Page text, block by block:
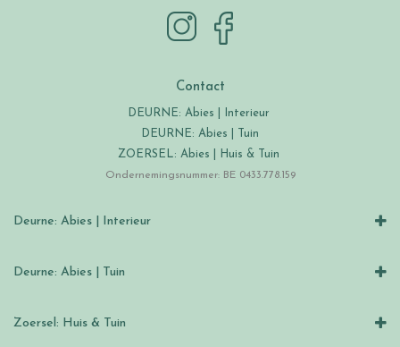
Contact
DEURNE: Abies | Interieur
DEURNE: Abies | Tuin
ZOERSEL: Abies | Huis & Tuin
Ondernemingsnummer: BE 0433.778.159
Deurne: Abies | Interieur
Deurne: Abies | Tuin
Zoersel: Huis & Tuin